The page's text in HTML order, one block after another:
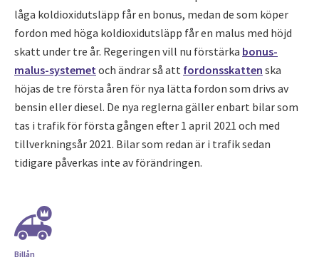
låga koldioxidutsläpp får en bonus, medan de som köper
fordon med höga koldioxidutsläpp får en malus med höjd
skatt under tre år. Regeringen vill nu förstärka bonus-
malus-systemetoch ändrar så att fordonsskatten ska
höjas de tre första åren för nya lätta fordon som drivs av
bensin eller diesel. De nya reglerna gäller enbart bilar som
tas i trafik för första gången efter 1 april 2021 och med
tillverkningsår 2021. Bilar som redan är i trafik sedan
tidigare påverkas inte av förändringen.
Billån